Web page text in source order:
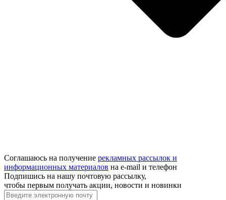
Соглашаюсь на получение рекламных рассылок и
информационных материалов на e‑mail и телефон
Подпишись на нашу почтовую рассылку,
чтобы первым получать акции, новости и новинки